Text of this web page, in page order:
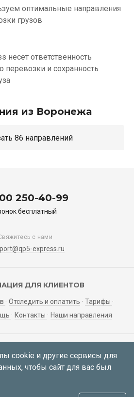
оптимальные направления
грузов
несёт ответственность
перевозки и сохранность
из Воронежа
Показать 86 направлений
250-40-99
бесплатный
с нами
express.ru
ДЛЯ КЛИЕНТОВ
Отследить и оплатить
Тарифы
Контакты Наши направления
КАБИНЕТ
Регистрация Вход
cookie и другие сервисы для
чтобы сайт для вас был